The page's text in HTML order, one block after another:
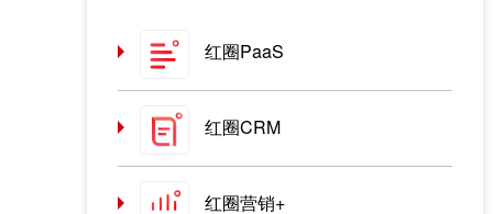
红圈PaaS
红圈CRM
红圈营销+